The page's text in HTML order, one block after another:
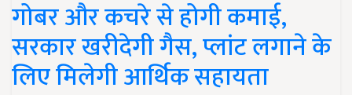
गोबर और कचरे से होगी कमाई,
सरकार खरीदेगी गैस, प्लांट लगाने के
लिए मिलेगी आर्थिक सहायता